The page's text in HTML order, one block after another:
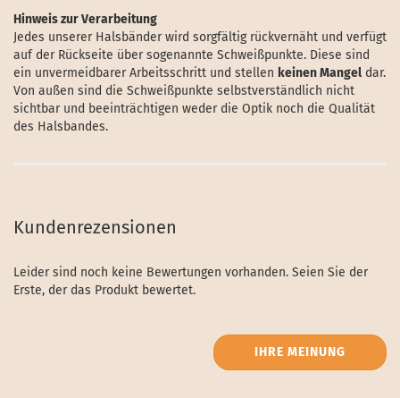
Hinweis zur Verarbeitung
Jedes unserer Halsbänder wird sorgfältig rückvernäht und verfügt
auf der Rückseite über sogenannte Schweißpunkte. Diese sind
ein unvermeidbarer Arbeitsschritt und stellen keinen Mangel dar.
Von außen sind die Schweißpunkte selbstverständlich nicht
sichtbar und beeinträchtigen weder die Optik noch die Qualität
des Halsbandes.
Kundenrezensionen
Leider sind noch keine Bewertungen vorhanden. Seien Sie der
Erste, der das Produkt bewertet.
IHRE MEINUNG